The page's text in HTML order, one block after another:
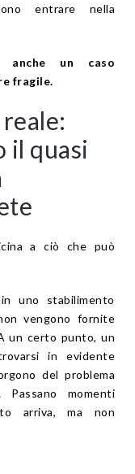
entrare nella
anche un caso
fragile.
il quasi
a ciò che può
uno stabilimento
vengono fornite
un certo punto, un
in evidente
del problema
momenti
arriva, ma non